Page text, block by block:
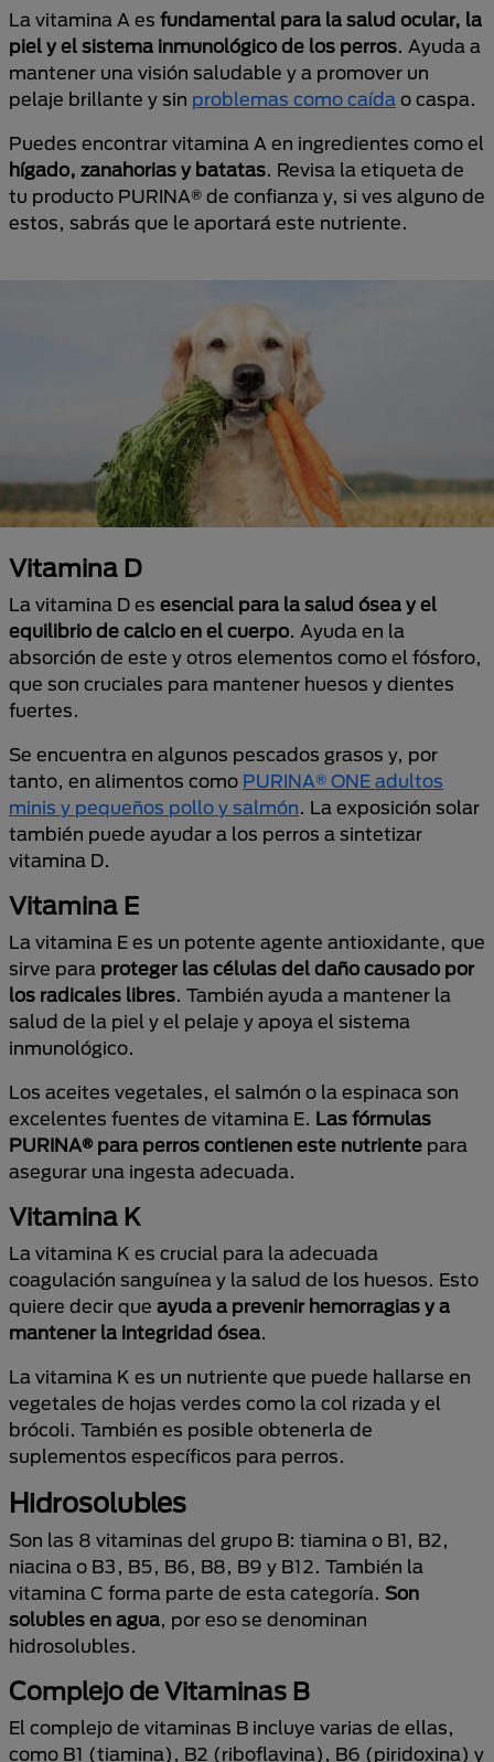
La vitamina A es fundamental para la salud ocular, la
piel y el sistema inmunológico de los perros. Ayuda a
mantener una visión saludable y a promover un
pelaje brillante y sin problemas como caída o caspa.
Puedes encontrar vitamina A en ingredientes como el
hígado, zanahorias y batatas. Revisa la etiqueta de
tu producto PURINA® de confianza y, si ves alguno de
estos, sabrás que le aportará este nutriente.
Vitamina D
La vitamina D es esencial para la salud ósea y el
equilibrio de calcio en el cuerpo. Ayuda en la
absorción de este y otros elementos como el fósforo,
que son cruciales para mantener huesos y dientes
fuertes.
Se encuentra en algunos pescados grasos y, por
tanto, en alimentos como PURINA® ONE adultos
minis y pequeños pollo y salmón. La exposición solar
también puede ayudar a los perros a sintetizar
vitamina D.
Vitamina E
La vitamina E es un potente agente antioxidante, que
sirve para proteger las células del daño causado por
los radicales libres. También ayuda a mantener la
salud de la piel y el pelaje y apoya el sistema
inmunológico.
Los aceites vegetales, el salmón o la espinaca son
excelentes fuentes de vitamina E. Las fórmulas
PURINA® para perros contienen este nutriente para
asegurar una ingesta adecuada.
Vitamina K
La vitamina K es crucial para la adecuada
coagulación sanguínea y la salud de los huesos. Esto
quiere decir que ayuda a prevenir hemorragias y a
mantener la integridad ósea.
La vitamina K es un nutriente que puede hallarse en
vegetales de hojas verdes como la col rizada y el
brócoli. También es posible obtenerla de
suplementos específicos para perros.
Hidrosolubles
Son las 8 vitaminas del grupo B: tiamina o B1, B2,
niacina o B3, B5, B6, B8, B9 y B12. También la
vitamina C forma parte de esta categoría. Son
solubles en agua, por eso se denominan
hidrosolubles.
Complejo de Vitaminas B
El complejo de vitaminas B incluye varias de ellas,
como B1 (tiamina), B2 (riboflavina), B6 (piridoxina) y